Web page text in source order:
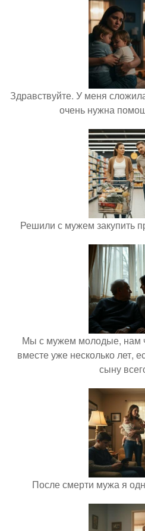
Здравствуйте. У меня
очень нужна
Решили с мужем закупить
Мы с мужем молодые, нам
вместе уже несколько лет,
сыну
После смерти мужа я